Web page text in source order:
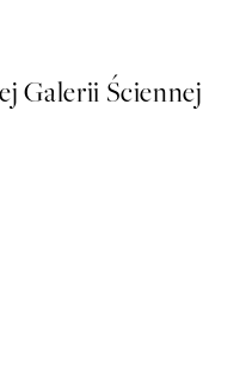
Galerii Ściennej